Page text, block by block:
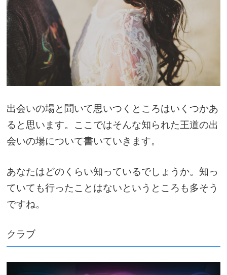
出会いの場と聞いて思いつくところはいくつかあ
ると思います。ここではそんな知られた王道の出
会いの場について書いていきます。
あなたはどのくらい知っているでしょうか。知っ
ていても行ったことはないというところも多そう
ですね。
クラブ